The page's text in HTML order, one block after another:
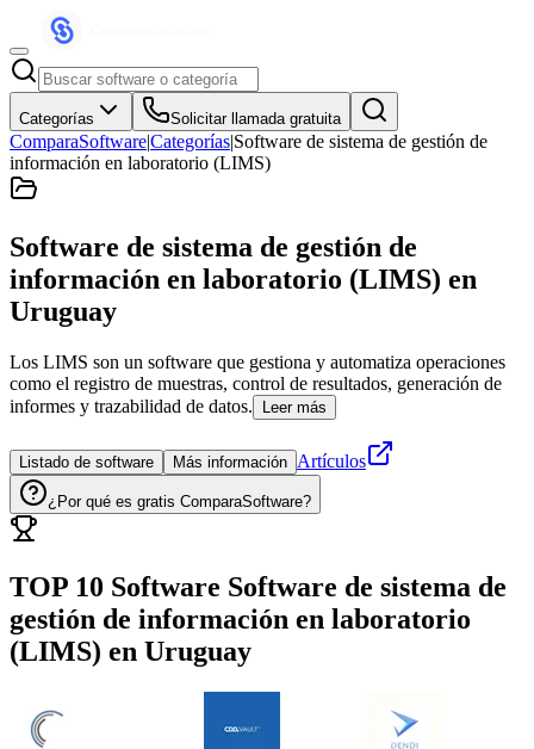
Categorías Solicitar llamada gratuita
ComparaSoftware|Categorías|Software de sistema de gestión de
información en laboratorio (LIMS)
Software de sistema de gestión de
información en laboratorio (LIMS) en
Uruguay
Los LIMS son un software que gestiona y automatiza operaciones
como el registro de muestras, control de resultados, generación de
informes y trazabilidad de datos.
Leer más
Listado de software Más información Artículos
¿Por qué es gratis ComparaSoftware?
TOP 10 Software Software de sistema de
gestión de información en laboratorio
(LIMS) en Uruguay